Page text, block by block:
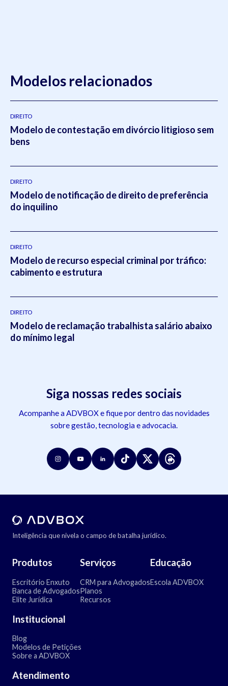
Modelos relacionados
DIREITO
Modelo de contestação em divórcio litigioso sem
bens
DIREITO
Modelo de notificação de direito de preferência
do inquilino
DIREITO
Modelo de recurso especial criminal por tráfico:
cabimento e estrutura
DIREITO
Modelo de reclamação trabalhista salário abaixo
do mínimo legal
Siga nossas redes sociais
Acompanhe a ADVBOX e fique por dentro das novidades
sobre gestão, tecnologia e advocacia.
Inteligência que nivela o campo de batalha jurídico.
Produtos
Escritório Enxuto
Banca de Advogados
Elite Jurídica
Serviços
CRM para Advogados
Planos
Recursos
Educação
Escola ADVBOX
Institucional
Blog
Modelos de Petições
Sobre a ADVBOX
Atendimento